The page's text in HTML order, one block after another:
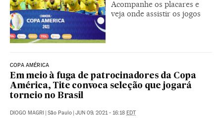
Acompanhe os placares e
veja onde assistir os jogos
COPA AMÉRICA
Em meio à fuga de patrocinadores da Copa
América, Tite convoca seleção que jogará
torneio no Brasil
DIOGO MAGRI | São Paulo | JUN 09, 2021 - 16:18 EDT